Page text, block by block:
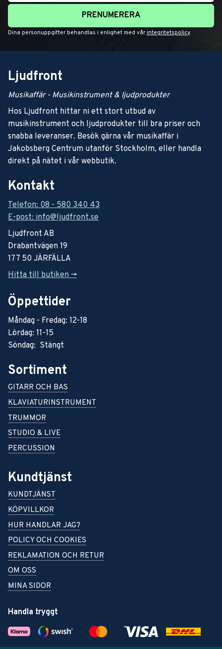
PRENUMERERA
Dina personuppgifter behandlas i enlighet med vår integritetspolicy.
Ljudfront
Musikaffär - Musikinstrument & ljudprodukter
Hos Ljudfront hittar ni ett stort utbud av
musikinstrument och ljudprodukter till bra priser och
snabba leveranser. Besök gärna vår musikaffär i
Jakobsberg Centrum utanför Stockholm, eller handla
direkt på nätet i vår webbutik.
Kontakt
Telefon: 08 - 580 340 43
E-post: info@ljudfront.se
Ljudfront AB
Drabantvägen 19
177 50 JÄRFÄLLA
Hitta till butiken ->
Öppettider
Måndag - Fredag: 12-18
Lördag: 11-15
Söndag: Stängt
Sortiment
GITARR OCH BAS
KLAVIATURINSTRUMENT
TRUMMOR
STUDIO & LIVE
PERCUSSION
Kundtjänst
KUNDTJÄNST
KÖPVILLKOR
HUR HANDLAR JAG?
POLICY OCH COOKIES
REKLAMATION OCH RETUR
OM OSS
MINA SIDOR
Handla tryggt